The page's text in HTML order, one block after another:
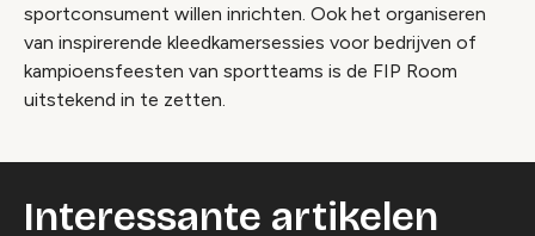
sportconsument willen inrichten. Ook het organiseren
van inspirerende kleedkamersessies voor bedrijven of
kampioensfeesten van sportteams is de FIP Room
uitstekend in te zetten.
Interessante artikelen